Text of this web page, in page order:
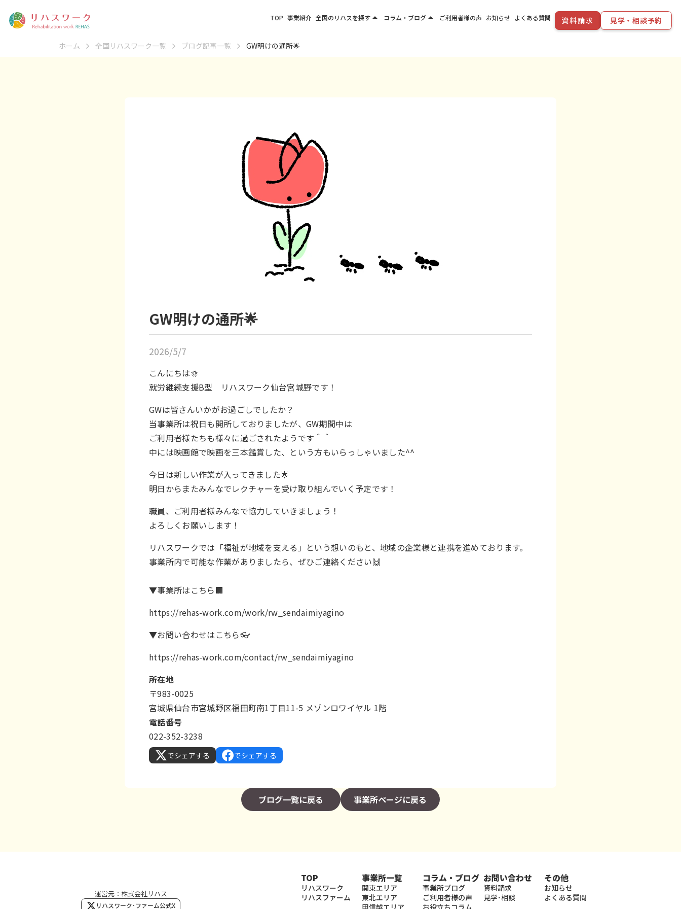
ホーム 全国リハスワーク一覧 ブログ記事一覧 GW明けの通所🌟
GW明けの通所🌟
2026/5/7
こんにちは🌞
就労継続支援B型 リハスワーク仙台宮城野です！
GWは皆さんいかがお過ごしでしたか？
当事業所は祝日も開所しておりましたが、GW期間中は
ご利用者様たちも様々に過ごされたようです＾＾
中には映画館で映画を三本鑑賞した、という方もいらっしゃいました^^
今日は新しい作業が入ってきました🌟
明日からまたみんなでレクチャーを受け取り組んでいく予定です！
職員、ご利用者様みんなで協力していきましょう！
よろしくお願いします！
リハスワークでは「福祉が地域を支える」という想いのもと、地域の企業様と連携を進めております。
事業所内で可能な作業がありましたら、ぜひご連絡ください🙌
▼事業所はこちら🏢
https://rehas-work.com/work/rw_sendaimiyagino
▼お問い合わせはこちら👓
https://rehas-work.com/contact/rw_sendaimiyagino
所在地
〒983-0025
宮城県仙台市宮城野区福田町南1丁目11-5 メゾンロワイヤル 1階
電話番号
022-352-3238
でシェアする でシェアする
ブログ一覧に戻る 事業所ページに戻る
TOP 事業紹介 全国のリハスを探すarrow_drop_up コラム・ブログarrow_drop_up ご利用者様の声 お知らせ よくある質問 資料請求 見学・相談予約
運営元：株式会社リハス
リハスワーク･ファーム公式X
TOP
リハスワーク
リハスファーム
事業所一覧
関東エリア
東北エリア
コラム・ブログ
事業所ブログ
ご利用者様の声
お問い合わせ
資料請求
見学･相談
その他
お知らせ
よくある質問